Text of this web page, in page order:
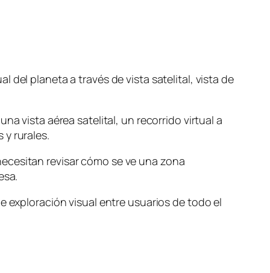
del planeta a través de vista satelital, vista de
vista aérea satelital, un recorrido virtual a
y rurales.
revisar cómo se ve una zona
exploración visual entre usuarios de todo el